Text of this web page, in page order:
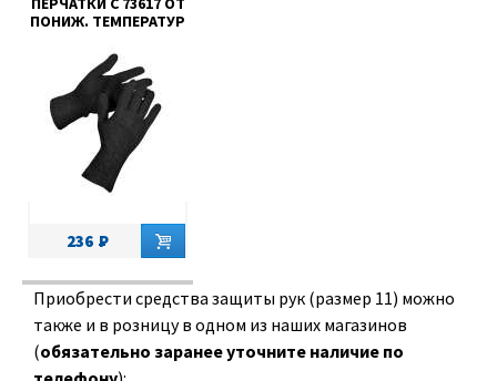
ПОНИЖ. ТЕМПЕРАТУР
236
Приобрести средства защиты рук (размер 11) можно
также и в розницу в одном из наших магазинов
(обязательно заранее уточните наличие по